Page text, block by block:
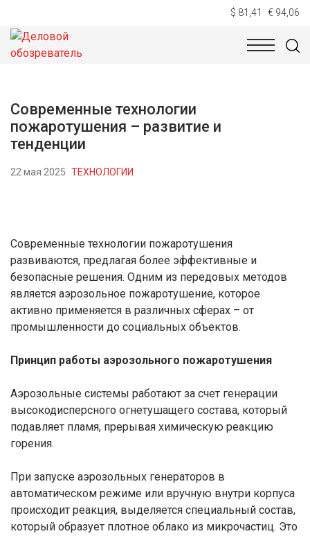
$ 81,41 € 94,06
НОВОСТИ
Современные технологии
пожаротушения – развитие и
тенденции
22 мая 2025 ТЕХНОЛОГИИ
Современные технологии пожаротушения
развиваются, предлагая более эффективные и
безопасные решения. Одним из передовых методов
является аэрозольное пожаротушение, которое
активно применяется в различных сферах – от
промышленности до социальных объектов.
Принцип работы аэрозольного пожаротушения
Аэрозольные системы работают за счет генерации
высокодисперсного огнетушащего состава, который
подавляет пламя, прерывая химическую реакцию
горения.
При запуске аэрозольных генераторов в
автоматическом режиме или вручную внутри корпуса
происходит реакция, выделяется специальный состав,
который образует плотное облако из микрочастиц. Это